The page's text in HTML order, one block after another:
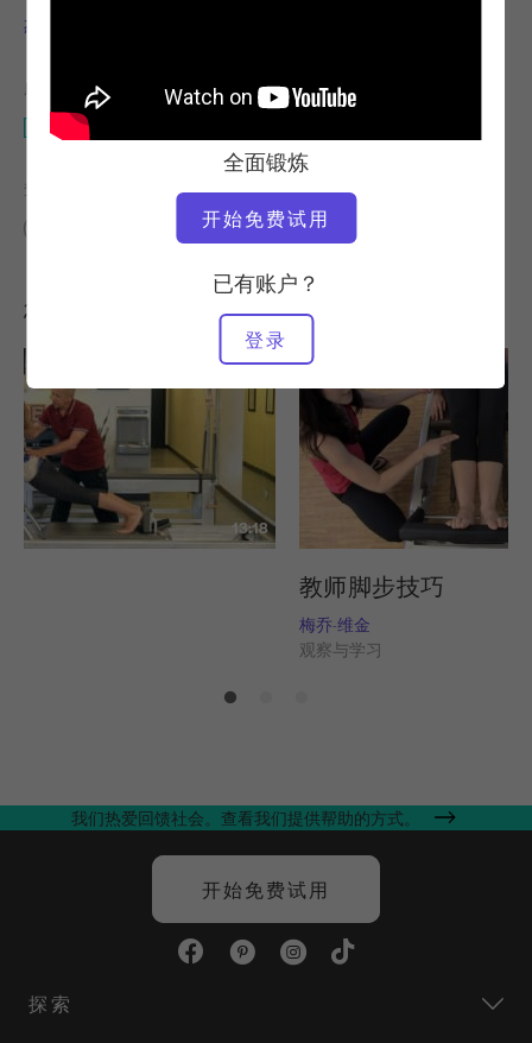
全面锻炼
开始免费试用
已有账户？
登录
杰伊-格莱姆斯
所需设备
改革者
查找类似课程
您可能喜欢的其他锻炼
13:18
教师脚步技巧
梅乔-维金
观察与学习
我们热爱回馈社会。查看我们提供帮助的方式。
开始免费试用
探索